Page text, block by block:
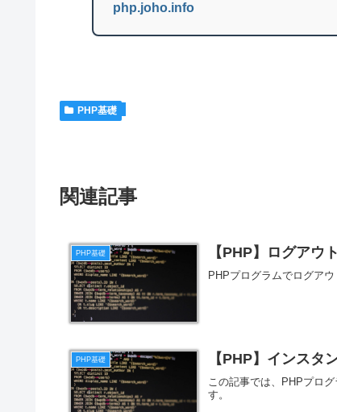
php.joho.info
PHP基礎
関連記事
PHP基礎 【PHP】ログアウ
PHPプログラムでログア
PHP基礎 【PHP】インスタ
この記事では、PHPプロ
す。